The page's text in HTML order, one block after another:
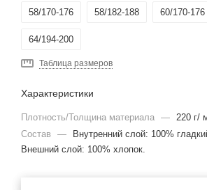
58/170-176 58/182-188 60/170-176
64/194-200
Таблица размеров
Характеристики
Плотность/Толщина материала — 220 г/
Состав
—
Внутренний слой: 100%
Внешний слой: 100% хлопок.